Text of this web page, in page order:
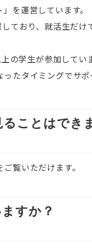
を運営しています
ており、就活生だ
学生が参加していま
たタイミングでサ
ことはでき
覧いただけます。
すか？